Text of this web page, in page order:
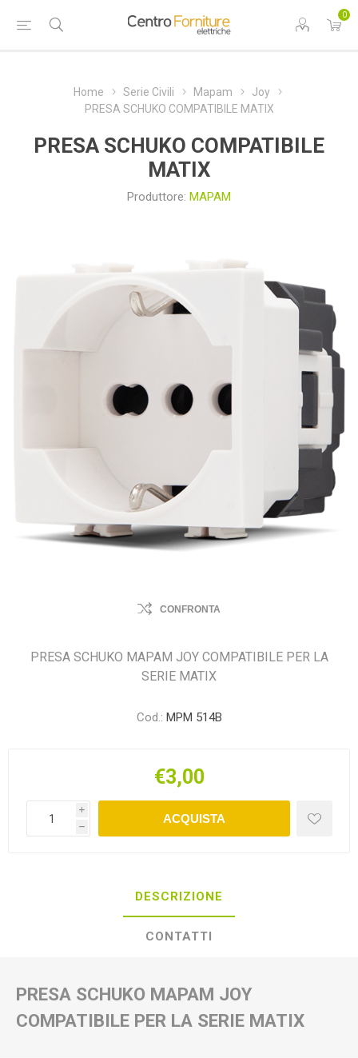
0
Home Serie Civili Mapam
Joy
PRESA SCHUKO COMPATIBILE MATIX
PRESA SCHUKO COMPATIBILE
MATIX
Produttore: MAPAM
CONFRONTA
PRESA SCHUKO MAPAM JOY COMPATIBILE PER LA
SERIE MATIX
Cod.: MPM 514B
€3,00
i
h
ACQUISTA
DESCRIZIONE
CONTATTI
PRESA SCHUKO MAPAM JOY
COMPATIBILE PER LA SERIE MATIX